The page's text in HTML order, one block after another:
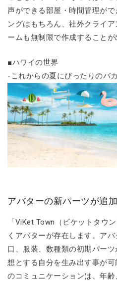
声ができる部屋・時間管理が
ングはもちろん、社外クライ
ームも無制限で作成することが
■ハワイの世界
-これからの夏にぴったりのバ
アバターの新パーツが追加
「ViKet Town（ビケットタウ
くアバターが存在します。アバ
口、服装、数種類の初期パー
想とする自分を生み出す事が
のコミュニケーションは、年